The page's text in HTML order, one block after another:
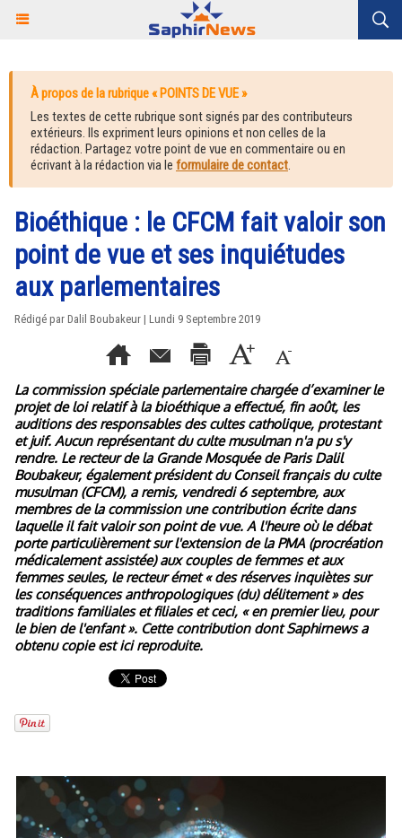
À propos de la rubrique « POINTS DE VUE »
Les textes de cette rubrique sont signés par des contributeurs
extérieurs. Ils expriment leurs opinions et non celles de la
rédaction. Partagez votre point de vue en commentaire ou en
écrivant à la rédaction via le formulaire de contact.
Bioéthique : le CFCM fait valoir son
point de vue et ses inquiétudes
aux parlementaires
Rédigé par Dalil Boubakeur | Lundi 9 Septembre 2019
La commission spéciale parlementaire chargée d’examiner le
projet de loi relatif à la bioéthique a effectué, fin août, les
auditions des responsables des cultes catholique, protestant
et juif. Aucun représentant du culte musulman n'a pu s'y
rendre. Le recteur de la Grande Mosquée de Paris Dalil
Boubakeur, également président du Conseil français du culte
musulman (CFCM), a remis, vendredi 6 septembre, aux
membres de la commission une contribution écrite dans
laquelle il fait valoir son point de vue. A l'heure où le débat
porte particulièrement sur l'extension de la PMA (procréation
médicalement assistée) aux couples de femmes et aux
femmes seules, le recteur émet « des réserves inquiètes sur
les conséquences anthropologiques (du) délitement » des
traditions familiales et filiales et ceci, « en premier lieu, pour
le bien de l'enfant ». Cette contribution dont Saphirnews a
obtenu copie est ici reproduite.